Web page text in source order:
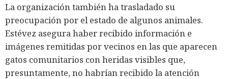
La organización también ha trasladado su
preocupación por el estado de algunos animales.
Estévez asegura haber recibido información e
imágenes remitidas por vecinos en las que aparecen
gatos comunitarios con heridas visibles que,
presuntamente, no habrían recibido la atención